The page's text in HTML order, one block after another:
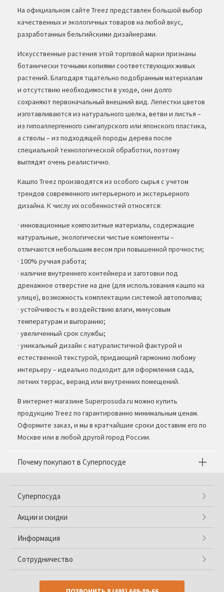
На официальном сайте Treez представлен большой выбор
качественных и экологичных товаров на любой вкус,
разработанных бельгийскими дизайнерами.
Искусственные растения этой торговой марки признаны
ботанически точными копиями соответствующих живых
растений. Благодаря тщательно подобранным материалам
и отсутствию необходимости в уходе, они долго
сохраняют первоначальный внешний вид. Лепестки цветов
изготавливаются из натурального шелка, ветви и листья –
из гипоаллергенного сингапурского или японского пластика,
а стволы – из подходящей породы дерева после
специальной технологической обработки, поэтому
выглядят очень реалистично.
Кашпо Treez производятся из особого сырья с учетом
трендов современного интерьерного и экстерьерного
дизайна. К числу их особенностей относятся:
· инновационные композитные материалы, содержащие
натуральные, экологически чистые компоненты –
отличаются небольшим весом при повышенной прочности;
· 100% ручная работа;
· наличие внутреннего контейнера и заготовки под
дренажное отверстие на дне (для использования кашпо на
улице), возможность комплектации системой автополива;
· устойчивость к воздействию влаги, минусовым
температурам и выгоранию;
· увеличенный срок службы;
· уникальный дизайн с натуралистичной фактурой и
естественной текстурой, придающий гармонию любому
интерьеру – идеально подходит для оформления сада,
летних террас, веранд или внутренних помещений.
В интернет-магазине Superposuda.ru можно купить
продукцию Treez по гарантированно минимальным ценам.
Оформите заказ, и мы в кратчайшие сроки доставим его по
Москве или в любой другой город России.
Почему покупают в Суперпосуде
Суперпосуда
Акции и скидки
Информация
Сотрудничество